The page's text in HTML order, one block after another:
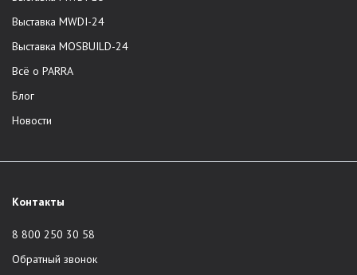
компания не задействует третьих лиц.
Корпоративная служба сервиса.
Профессиональная сборка и доставка в один день.
Возможность приобретения мебели по
индивидуальному проекту клиента.
Срок гарантии составляет 2 года на любое изделие.
Выставка MWDI-24
Выставка MOSBUILD-24
Всё о PARRA
Блог
Новости
Контакты
8 800 250 30 58
Обратный звонок